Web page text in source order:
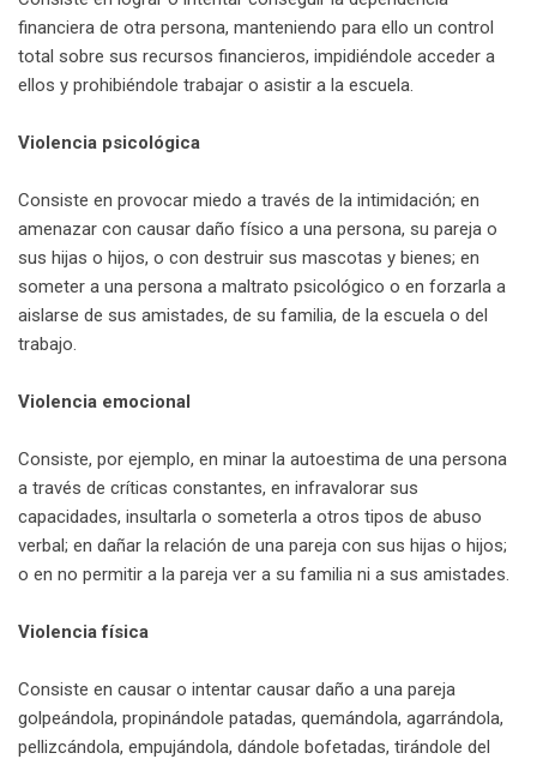
financiera de otra persona, manteniendo para ello un control
total sobre sus recursos financieros, impidiéndole acceder a
ellos y prohibiéndole trabajar o asistir a la escuela.
Violencia psicológica
Consiste en provocar miedo a través de la intimidación; en
amenazar con causar daño físico a una persona, su pareja o
sus hijas o hijos, o con destruir sus mascotas y bienes; en
someter a una persona a maltrato psicológico o en forzarla a
aislarse de sus amistades, de su familia, de la escuela o del
trabajo.
Violencia emocional
Consiste, por ejemplo, en minar la autoestima de una persona
a través de críticas constantes, en infravalorar sus
capacidades, insultarla o someterla a otros tipos de abuso
verbal; en dañar la relación de una pareja con sus hijas o hijos;
o en no permitir a la pareja ver a su familia ni a sus amistades.
Violencia física
Consiste en causar o intentar causar daño a una pareja
golpeándola, propinándole patadas, quemándola, agarrándola,
pellizcándola, empujándola, dándole bofetadas, tirándole del